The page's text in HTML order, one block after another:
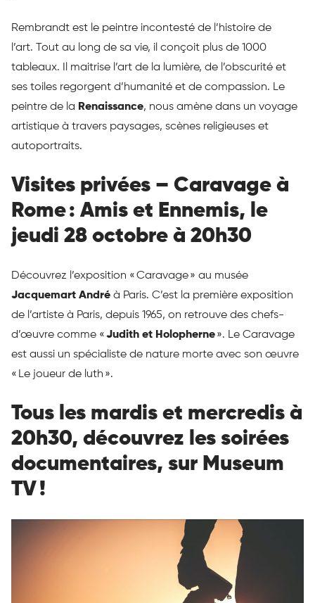
Rembrandt est le peintre incontesté de l’histoire de
l’art. Tout au long de sa vie, il conçoit plus de 1000
tableaux. Il maitrise l’art de la lumière, de l’obscurité et
ses toiles regorgent d’humanité et de compassion. Le
peintre de la Renaissance, nous amène dans un voyage
artistique à travers paysages, scènes religieuses et
autoportraits.
Visites privées – Caravage à
Rome : Amis et Ennemis, le
jeudi 28 octobre à 20h30
Découvrez l’exposition « Caravage » au musée
Jacquemart André à Paris. C’est la première exposition
de l’artiste à Paris, depuis 1965, on retrouve des chefs-
d’œuvre comme «Judith et Holopherne». Le Caravage
est aussi un spécialiste de nature morte avec son œuvre
« Le joueur de luth ».
Tous les mardis et mercredis à
20h30, découvrez les soirées
documentaires, sur Museum
TV !